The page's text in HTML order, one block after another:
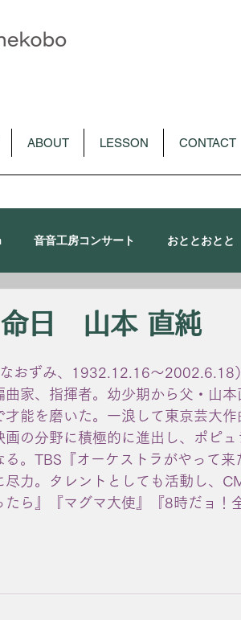
ABOUT LESSON CONTACT
音音工房コンサート おととおとと
日 山本 直純
おずみ、1932.12.16〜2002.6.18）
家、指揮者。幼少期から父・山本
能を磨いた。一浪して東京芸大作
の分野に積極的に進出し、ポピ
る。TBS『オーケストラがやって
尽力。タレントとしても活動し、
たら』『マグマ大使』『8時だョ！